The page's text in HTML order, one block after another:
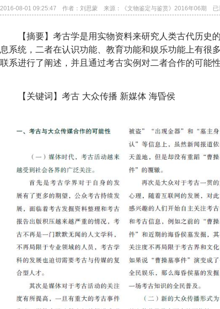
2016-08-01 09:25:47 作者：刘思蒙 来源：《文物鉴定与鉴赏》2016年06期 已
【摘要】考古学是用实物资料来研究人类古代历史
息系统，二者在认识功能、教育功能和娱乐功能上有很
联系进行了阐述，并且通过考古实例对二者合作的可能
【关键词】考古 大众传播 新媒体 海昏侯